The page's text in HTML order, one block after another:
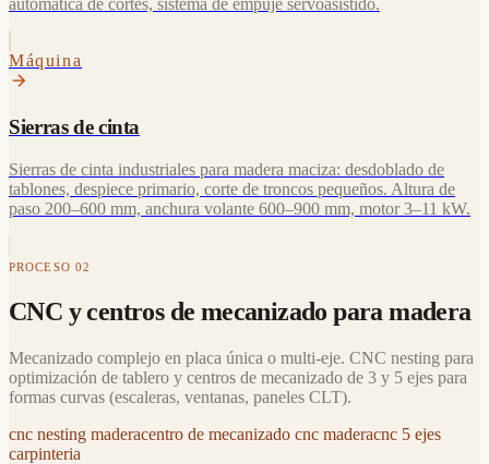
automática de cortes, sistema de empuje servoasistido.
Máquina
Sierras de cinta
Sierras de cinta industriales para madera maciza: desdoblado de
tablones, despiece primario, corte de troncos pequeños. Altura de
paso 200–600 mm, anchura volante 600–900 mm, motor 3–11 kW.
PROCESO 02
CNC y centros de mecanizado para madera
Mecanizado complejo en placa única o multi-eje. CNC nesting para
optimización de tablero y centros de mecanizado de 3 y 5 ejes para
formas curvas (escaleras, ventanas, paneles CLT).
cnc nesting maderacentro de mecanizado cnc maderacnc 5 ejes
carpinteria